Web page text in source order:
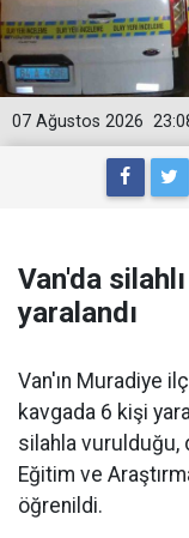
07 Ağustos 2026
Van'da
yaralandı
Van'ın Muradiye
kavgada 6 kişi
silahla vurulduğu,
Eğitim ve
öğrenildi.